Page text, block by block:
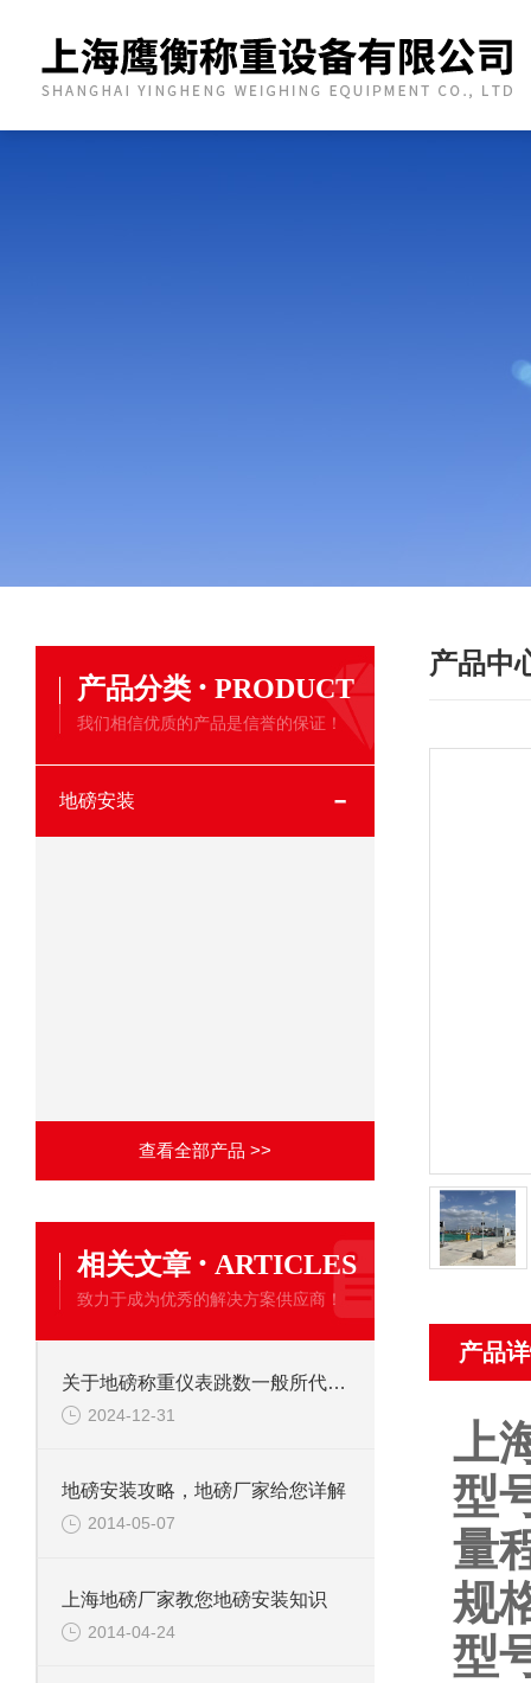
产品分类 · PRODUCT
我们相信优质的产品是信誉的保证！
地磅安装
查看全部产品 >>
相关文章 · ARTICLES
致力于成为优秀的解决方案供应商！
关于地磅称重仪表跳数一般所代表的问题分析
2024-12-31
地磅安装攻略，地磅厂家给您详解
2014-05-07
上海地磅厂家教您地磅安装知识
2014-04-24
产品中
产品
上
型
量
规
型